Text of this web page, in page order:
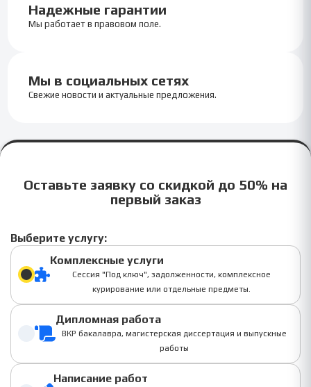
Надежные гарантии
Мы работает в правовом поле.
Мы в социальных сетях
Свежие новости и актуальные предложения.
Оставьте заявку со скидкой до 50% на
первый заказ
Выберите услугу:
Комплексные услуги
Сессия "Под ключ", задолженности, комплексное
курирование или отдельные предметы.
Дипломная работа
ВКР бакалавра, магистерская диссертация и выпускные
работы
Написание работ